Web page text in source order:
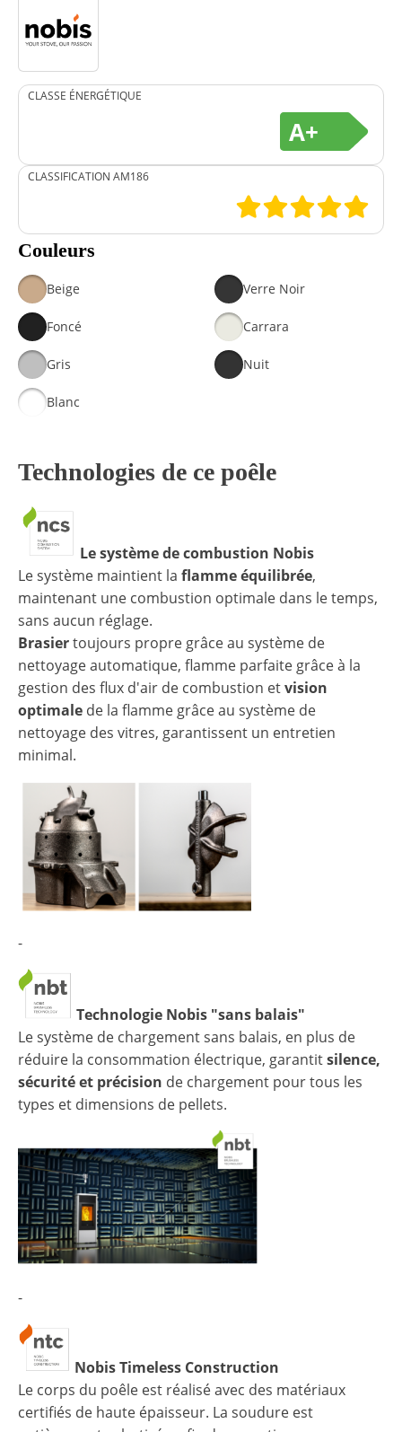
CLASSE ÉNERGÉTIQUE
A+
CLASSIFICATION AM186
Couleurs
Beige Verre Noir
Foncé Carrara
Gris Nuit
Blanc
Technologies de ce poêle
Le système de combustion Nobis
Le système maintient la flamme équilibrée,
maintenant une combustion optimale dans le temps,
sans aucun réglage.
Brasiertoujours propre grâce au système de
nettoyage automatique, flamme parfaite grâce à la
gestion des flux d'air de combustion etvision
optimale de la flamme grâce au système de
nettoyage des vitres, garantissent un entretien
minimal.
-
Technologie Nobis "sans balais"
Le système de chargement sans balais, en plus de
réduire la consommation électrique, garantitsilence,
sécurité et précision de chargement pour tous les
types et dimensions de pellets.
-
Nobis Timeless Construction
Le corps du poêle est réalisé avec des matériaux
certifiés de haute épaisseur. La soudure est